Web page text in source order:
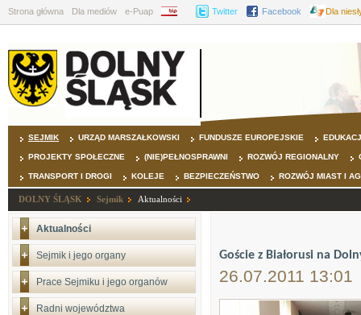
Strona główna Dla mediów e-Puap BIP Twitter Facebook Dla
SEJMIK URZĄD MARSZAŁKOWSKI FUNDUSZE EUROPEJSKIE
PROJEKTY SPOŁECZNE (NIE)PEŁNOSPRAWNI ROZWÓJ REGIONALNY
TRANSPORT I DROGI KOLEJE BEZPIECZEŃSTWO ROZWÓJ MIAST I
DOLNY ŚLĄSK Sejmik Aktualności
Aktualności
Sejmik i jego organy
Prace Sejmiku i jego organów
Radni województwa
Goście z Białorusi na
26.07.2011 13:01